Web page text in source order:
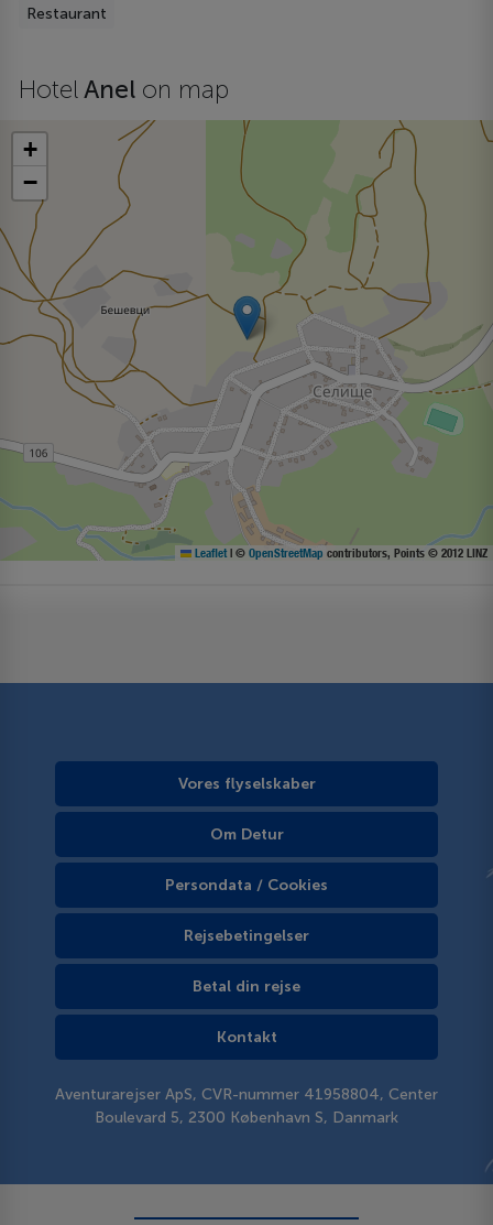
Restaurant
HotelAnel on map
+
−
Leaflet | © OpenStreetMap contributors, Points © 2012 LINZ
Vores flyselskaber
Om Detur
Persondata / Cookies
Rejsebetingelser
Betal din rejse
Kontakt
Aventurarejser ApS, CVR-nummer 41958804, Center
Boulevard 5, 2300 København S, Danmark